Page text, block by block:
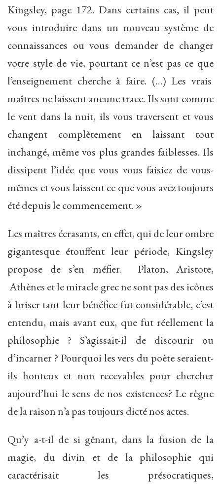
Kingsley, page 172. Dans certains cas, il peut
vous introduire dans un nouveau système de
connaissances ou vous demander de changer
votre style de vie, pourtant ce n’est pas ce que
l’enseignement cherche à faire. (…) Les vrais
maîtres ne laissent aucune trace. Ils sont comme
le vent dans la nuit, ils vous traversent et vous
changent complètement en laissant tout
inchangé, même vos plus grandes faiblesses. Ils
dissipent l’idée que vous vous faisiez de vous-
mêmes et vous laissent ce que vous avez toujours
été depuis le commencement. »
Les maîtres écrasants, en effet, qui de leur ombre
gigantesque étouffent leur période, Kingsley
propose de s’en méfier. Platon, Aristote,
Athènes et le miracle grec ne sont pas des icônes
à briser tant leur bénéfice fut considérable, c’est
entendu, mais avant eux, que fut réellement la
philosophie ? S’agissait-il de discourir ou
d’incarner ? Pourquoi les vers du poète seraient-
ils honteux et non recevables pour chercher
aujourd’hui le sens de nos existences? Le règne
de la raison n’a pas toujours dicté nos actes.
Qu’y a-t-il de si gênant, dans la fusion de la
magie, du divin et de la philosophie qui
caractérisait les présocratiques,